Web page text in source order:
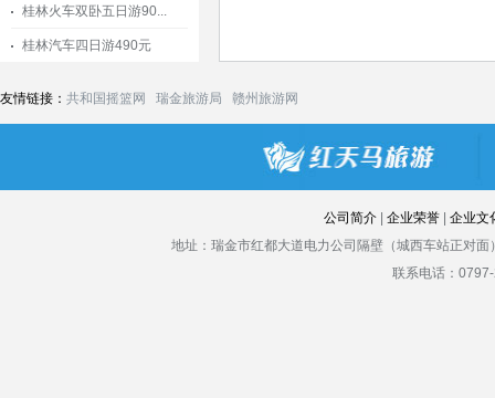
桂林火车双卧五日游90...
桂林汽车四日游490元
友情链接： 共和国摇篮网 瑞金旅游局 赣州旅游网
公司简介 |企业荣誉 |企业文
地址：瑞金市红都大道电力公司隔壁（城西车站正
联系电话：